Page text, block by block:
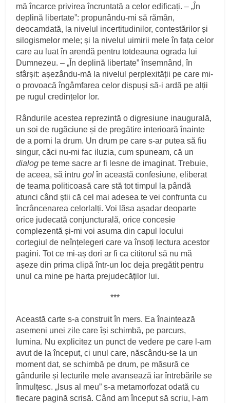
mă încarce privirea încruntată a celor edificați. – „În
deplină libertate”: propunându-mi să rămân,
deocamdată, la nivelul incertitudinilor, contestărilor și
silogismelor mele; și la nivelul uimirii mele în fața celor
care au luat în arendă pentru totdeauna ograda lui
Dumnezeu. – „În deplină libertate” însemnând, în
sfârșit: așezându-mă la nivelul perplexității pe care mi-
o provoacă îngâmfarea celor dispuși să-i ardă pe alții
pe rugul credințelor lor.
Rândurile acestea reprezintă o digresiune inaugurală,
un soi de rugăciune și de pregătire interioară înainte
de a porni la drum. Un drum pe care s-ar putea să fiu
singur, căci nu-mi fac iluzia, cum spuneam, că un
dialog pe teme sacre ar fi lesne de imaginat. Trebuie,
de aceea, să intrugolîn această confesiune, eliberat
de teama politicoasă care stă tot timpul la pândă
atunci când știi că cel mai adesea te vei confrunta cu
încrâncenarea celorlalți. Voi lăsa așadar deoparte
orice judecată conjuncturală, orice concesie
complezentă și-mi voi asuma din capul locului
cortegiul de neînțelegeri care va însoți lectura acestor
pagini. Tot ce mi-aș dori ar fi ca cititorul să nu mă
așeze din prima clipă într-un loc deja pregătit pentru
unul ca mine pe harta prejudecăților lui.
***
Această carte s-a construit în mers. Ea înaintează
asemeni unei zile care își schimbă, pe parcurs,
lumina. Nu explicitez un punct de vedere pe care l-am
avut de la început, ci unul care, născându-se la un
moment dat, se schimbă pe drum, pe măsură ce
gândurile și lecturile mele avansează iar întrebările se
înmulțesc. „Isus al meu” s-a metamorfozat odată cu
fiecare pagină scrisă. Când am început să scriu, l-am